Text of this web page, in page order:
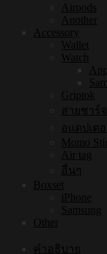
Airpods
Another
Accessory
Wallet
Watch
Griptok
สายชาร์จ
อแดปเตอ
Momo
Air tag
อื่นๆ
Boxset
iPhone
Samsung
Other
คำอธิบาย